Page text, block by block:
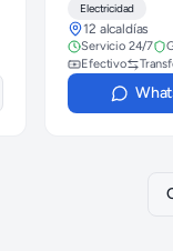
Electricidad
12 alcaldías
Servicio 24/7
Efectivo